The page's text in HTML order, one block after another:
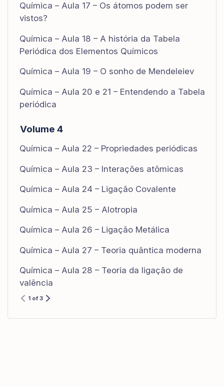
Química – Aula 17 – Os átomos podem ser
vistos?
Química – Aula 18 – A história da Tabela
Periódica dos Elementos Químicos
Química – Aula 19 – O sonho de Mendeleiev
Química – Aula 20 e 21 – Entendendo a Tabela
periódica
Volume 4
Química – Aula 22 – Propriedades periódicas
Química – Aula 23 – Interações atômicas
Química – Aula 24 – Ligação Covalente
Química – Aula 25 – Alotropia
Química – Aula 26 – Ligação Metálica
Química – Aula 27 – Teoria quântica moderna
Química – Aula 28 – Teoria da ligação de
valência
1 of 3